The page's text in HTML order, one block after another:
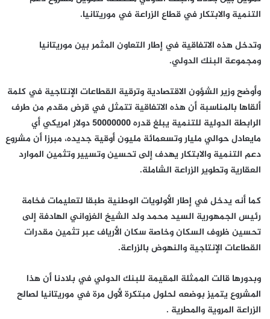
التنمية والابتكار في قطاع الزراعة في موريتانيا.
وتدخل هذه الاتفاقية في إطار التعاون المثمر بين موريتانيا
ومجموعة البنك الدولي.
وأوضح وزير الشؤون الاقتصادية وترقية القطاعات الإنتاجية في كلمة
ألقاها بالمناسبة أن هذه الاتفاقية تتمثل في قرض مقدم من طرف
الرابطة الدولية للتنمية يبلغ قدره 50000000 دولار امريكي أي
مايعادل حوالي مليار وتسعمائة مليون أوقية جديده، مبرزا أن مشروع
دعم التنمية والابتكار يهدف إلى تحسين وتسيير وتثمين الموارد
العقارية وتطوير الزراعة الشاملة.
كما أنه يدخل في إطار الأولويات الوطنية طبقا لتعليمات فخامة
رئيس الجمهورية السيد محمد ولد الشيخ الغزواني الهادفة إلى
تحسين ظروف السكان وخاصة سكان الأرياف عبر تثمين مقدرات
القطاعات الإنتاجية والنهوض بالزراعة.
وبدورها قالت الممثلة المقيمة للبنك الدولي في بلادنا أن هذا
المشروع يتميز بوضعه لحلول مبتكرة لأول مرة في موريتانيا لصالح
الزراعة المروية والمطرية .